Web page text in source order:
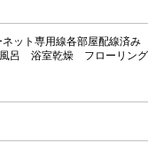
ト専用線各部屋配線済
呂 浴室乾燥 フローリン